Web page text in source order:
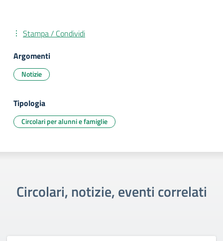
Stampa / Condividi
Argomenti
Notizie
Tipologia
Circolari per alunni e famiglie
Circolari, notizie, eventi correlati